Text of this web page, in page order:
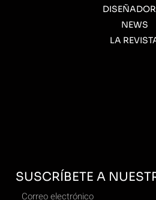
NEWS
LA
SUSCRÍBETE A